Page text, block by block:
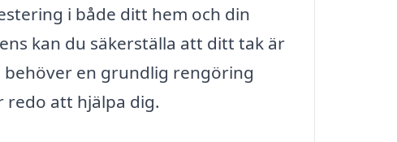
i både ditt hem och din
kan du säkerställa att ditt tak är
en grundlig rengöring
redo att hjälpa dig.